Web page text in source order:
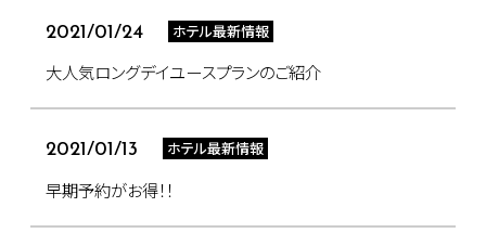
2021/01/24 ホテル最新情報
大人気ロングデイユースプランのご紹介
2021/01/13 ホテル最新情報
​早期予約がお得！！